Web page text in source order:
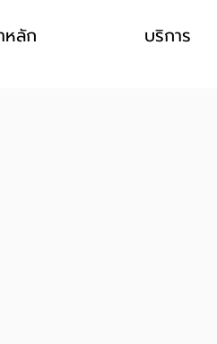
หลัก บริการ